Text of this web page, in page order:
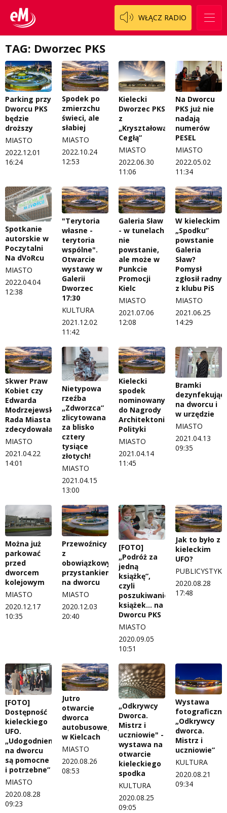
WŁĄCZ RADIO
TAG: Dworzec PKS
Parking przy
Dworcu PKS
będzie
droższy
MIASTO
2022.12.01
16:24
Spodek po
zmierzchu
świeci, ale
słabiej
MIASTO
2022.10.24
12:53
Kielecki
Dworzec PKS
z
„Kryształową
Cegłą”
MIASTO
2022.06.30
11:06
Na Dworcu
PKS już nie
nadają
numerów
PESEL
MIASTO
2022.05.02
11:34
Spotkanie
autorskie w
Poczytalni
Na dVoRcu
MIASTO
2022.04.04
12:38
"Terytoria
własne -
terytoria
wspólne".
Otwarcie
wystawy w
Galerii
Dworzec
17:30
KULTURA
2021.12.02
11:42
Galeria Sław
- w tunelach
nie
powstanie,
ale może w
Punkcie
Promocji
Kielc
MIASTO
2021.07.06
12:08
W kieleckim
„Spodku”
powstanie
Galeria
Sław?
Pomysł
zgłosił radny
z klubu PiS
MIASTO
2021.06.25
14:29
Skwer Praw
Kobiet czy
Edwarda
Modrzejewskiego?
Rada Miasta
zdecydowała
MIASTO
2021.04.22
14:01
Nietypowa
rzeźba
„Zdworzca”
zlicytowana
za blisko
cztery
tysiące
złotych!
MIASTO
2021.04.15
13:00
Kielecki
spodek
nominowany
do Nagrody
Architektonicznej
Polityki
MIASTO
2021.04.14
11:45
Bramki
na dworcu i
w urzędzie
MIASTO
2021.04.13
09:35
Można już
parkować
przed
dworcem
kolejowym
MIASTO
2020.12.17
10:35
Przewoźnicy
z
obowiązkowym
przystankiem
na dworcu
MIASTO
2020.12.03
20:40
[FOTO]
„Podróż za
jedną
książkę”,
czyli
poszukiwanie
książek... na
Dworcu PKS
MIASTO
2020.09.05
10:51
Jak to było z
kieleckim
UFO?
PUBLICYSTYKA
2020.08.28
17:48
[FOTO]
Dostępność
kieleckiego
UFO.
„Udogodnienia
na dworcu
są pomocne
i potrzebne”
MIASTO
2020.08.28
09:23
Jutro
otwarcie
dworca
autobusowego
w Kielcach
MIASTO
2020.08.26
08:53
„Odkrywcy
Dworca.
Mistrz i
uczniowie" -
wystawa na
otwarcie
kieleckiego
spodka
KULTURA
2020.08.25
09:05
Wystawa
fotograficzna
„Odkrywcy
dworca.
Mistrz i
uczniowie”
KULTURA
2020.08.21
09:34